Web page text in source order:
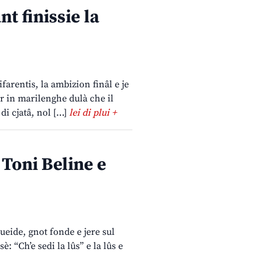
finissie la
la ambizion finâl e je
in marilenghe dulà che il
di cjatâ, nol […] lei di plui +
Beline e
gnot fonde e jere sul
“Ch’e sedi la lûs” e la lûs e